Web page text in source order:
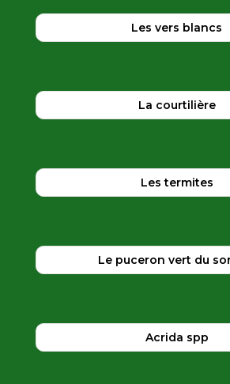
Les vers blancs
La courtilière
Les termites
Le puceron vert du
Acrida spp